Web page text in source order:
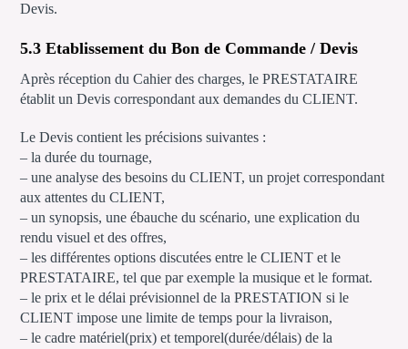
Devis.
5.3 Etablissement du Bon de Commande / Devis
Après réception du Cahier des charges, le PRESTATAIRE
établit un Devis correspondant aux demandes du CLIENT.
Le Devis contient les précisions suivantes :
– la durée du tournage,
– une analyse des besoins du CLIENT, un projet correspondant
aux attentes du CLIENT,
– un synopsis, une ébauche du scénario, une explication du
rendu visuel et des offres,
– les différentes options discutées entre le CLIENT et le
PRESTATAIRE, tel que par exemple la musique et le format.
– le prix et le délai prévisionnel de la PRESTATION si le
CLIENT impose une limite de temps pour la livraison,
– le cadre matériel(prix) et temporel(durée/délais) de la